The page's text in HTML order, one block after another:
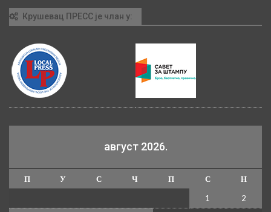
Крушевац ПРЕСС је члан у:
август 2026.
П У С Ч П С
Н
1
2